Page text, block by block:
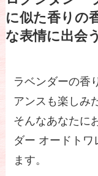
に似た香りの
な表情に出会う
ラベンダーの香
アンスも楽しみ
そんなあなたに
ダー オードトワ
ます。